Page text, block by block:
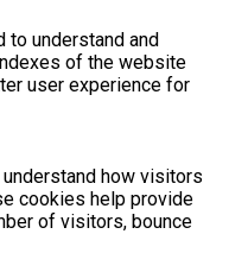
to understand and
of the website
user experience for
how visitors
cookies help provide
of visitors, bounce